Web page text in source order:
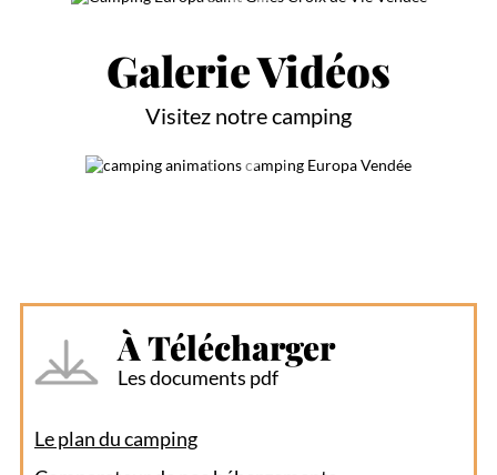
Galerie Vidéos
Visitez notre camping
À Télécharger
Les documents pdf
Le plan du camping